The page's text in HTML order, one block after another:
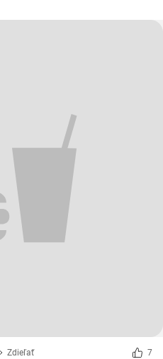
Zdieľať 7